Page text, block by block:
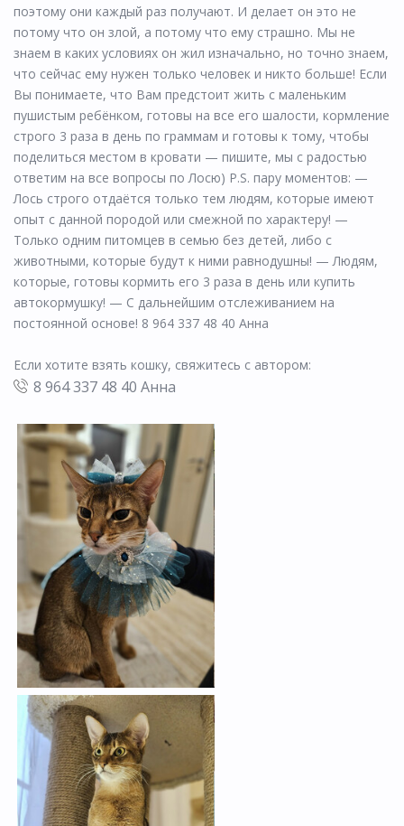
поэтому они каждый раз получают. И делает он это не
потому что он злой, а потому что ему страшно. Мы не
знаем в каких условиях он жил изначально, но точно знаем,
что сейчас ему нужен только человек и никто больше! Если
Вы понимаете, что Вам предстоит жить с маленьким
пушистым ребёнком, готовы на все его шалости, кормление
строго 3 раза в день по граммам и готовы к тому, чтобы
поделиться местом в кровати — пишите, мы с радостью
ответим на все вопросы по Лосю) P.S. пару моментов: —
Лось строго отдаётся только тем людям, которые имеют
опыт с данной породой или смежной по характеру! —
Только одним питомцев в семью без детей, либо с
животными, которые будут к ними равнодушны! — Людям,
которые, готовы кормить его 3 раза в день или купить
автокормушку! — С дальнейшим отслеживанием на
постоянной основе! 8 964 337 48 40 Анна
Если хотите взять кошку, свяжитесь с автором:
8 964 337 48 40 Анна